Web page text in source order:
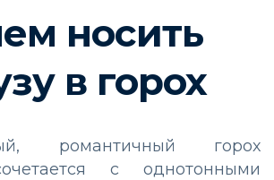
носить
в горох
романтичный горох
с однотонными